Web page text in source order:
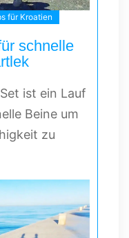
für Kroatien
schnelle
ist ein Lauf
Beine um
zu